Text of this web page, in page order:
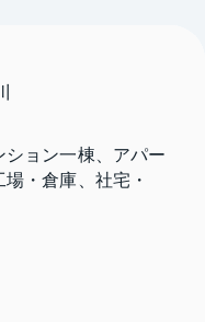
ョン一棟、アパー
・倉庫、社宅・